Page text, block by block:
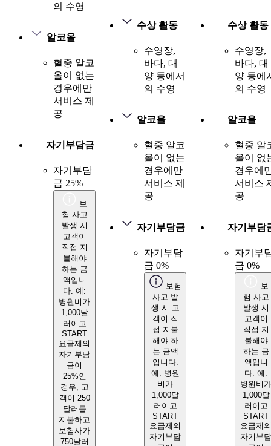
의 수영
알코올
혈중 알코
올이 없는
경우에만
서비스 제
공
자기부담금
자기부담
금 25%
보
험 사고
발생 시
고객이
직접 지
불해야
하는 금
액입니
다. 예:
병원비가
1,000달
러이고
START
요금제의
자기부담
금이
25%인
경우, 고
객이 250
달러를
지불하고
보험사가
750달러
수상 활동
수영장,
바다, 대
양 등에서
의 수영
알코올
혈중 알코
올이 없는
경우에만
서비스 제
공
자기부담금
자기부담
금 0%
보험
사고 발
생 시 고
객이 직
접 지불
해야 하
는 금액
입니다.
예: 병원
비가
1,000달
러이고
START
요금제의
자기부담
수상 활동
수영장,
바다, 대
양 등에
의 수영
알코올
혈중 알
올이 없
경우에
서비스
공
자기부담
자기부
금 0%
보
험 사고
발생 시
고객이
직접 지
불해야
하는 금
액입니
다. 예:
병원비가
1,000달
러이고
START
요금제의
자기부담